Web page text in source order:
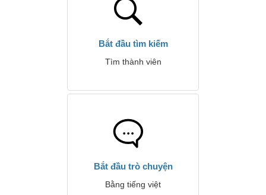
Bắt đầu tìm kiếm
Tìm thành viên
Bắt đầu trò chuyện
Bằng tiếng việt